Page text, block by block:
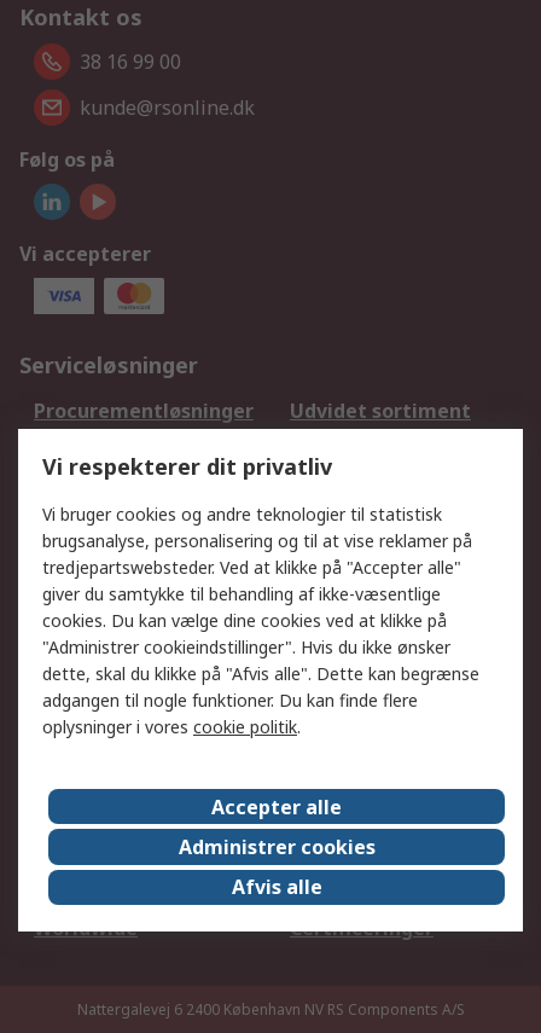
Kontakt os
38 16 99 00
kunde@rsonline.dk
Følg os på
Vi accepterer
Serviceløsninger
Procurementløsninger
Udvidet sortiment
DesignSpark
Teknisk Support
Dit lokale salgsteam
Eksportløsninger
Support
Få hjælp
Returnering
Levering
Spor min ordre
Fakturakopi
Betalingsmuligheder
Fordele med Mit RS
Okdo
Om RS
Salgsbetingelser
Det juridiske
Pressecenter
Job hos RS
ESG
Worldwide
Certificeringer
Nattergalevej 6 2400 København NV RS Components A/S
Vi respekterer dit privatliv
Vi bruger cookies og andre teknologier til statistisk
brugsanalyse, personalisering og til at vise reklamer på
tredjepartswebsteder. Ved at klikke på "Accepter alle"
giver du samtykke til behandling af ikke-væsentlige
cookies. Du kan vælge dine cookies ved at klikke på
"Administrer cookieindstillinger". Hvis du ikke ønsker
dette, skal du klikke på "Afvis alle". Dette kan begrænse
adgangen til nogle funktioner. Du kan finde flere
oplysninger i vores cookie politik.
Accepter alle
Administrer cookies
Afvis alle